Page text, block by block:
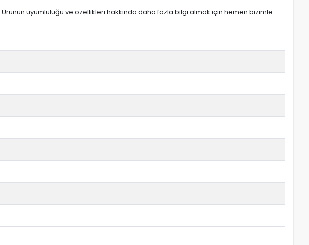
Ürünün uyumluluğu ve özellikleri hakkında daha fazla bilgi almak için hemen bizimle